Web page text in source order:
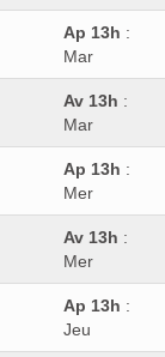
Ap 13h :
Mar
Av 13h :
Mar
Ap 13h :
Mer
Av 13h :
Mer
Ap 13h :
Jeu